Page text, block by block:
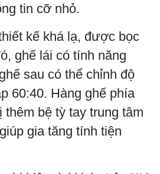
tin cỡ nhỏ.
kế khá lạ, được bọc
ghế lái có tính năng
sau có thể chỉnh độ
60:40. Hàng ghế phía
bệ tỳ tay trung tâm
gia tăng tính tiện